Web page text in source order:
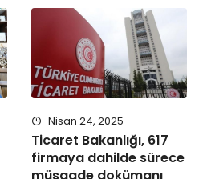
Nisan 24, 2025
Ticaret Bakanlığı, 617
firmaya dahilde sürece